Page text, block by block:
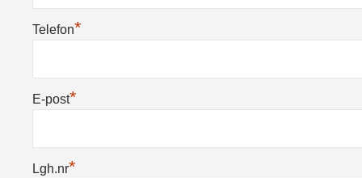
Telefon*
E-post*
Lgh.nr*